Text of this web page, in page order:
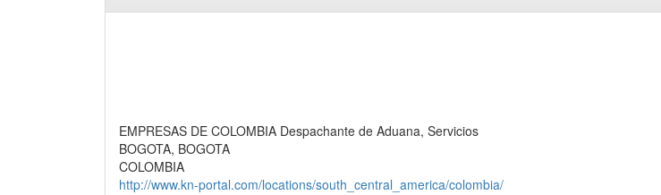
EMPRESAS DE COLOMBIA Despachante de Aduana, Servicios
BOGOTA, BOGOTA
COLOMBIA
http://www.kn-portal.com/locations/south_central_america/colombia/